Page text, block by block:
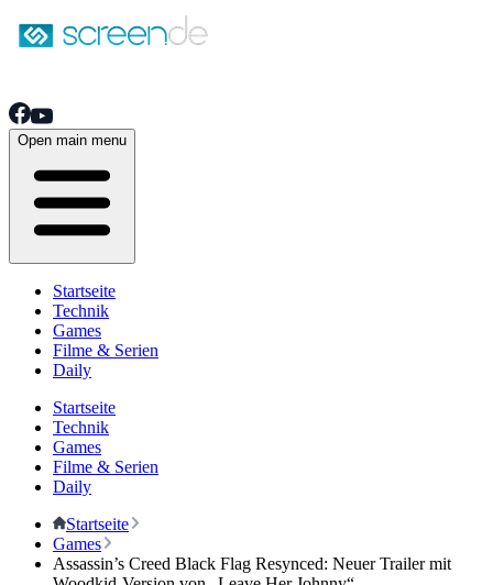
Open main menu
Startseite
Technik
Games
Filme & Serien
Daily
Startseite
Technik
Games
Filme & Serien
Daily
Startseite
Games
Assassin’s Creed Black Flag Resynced: Neuer Trailer mit